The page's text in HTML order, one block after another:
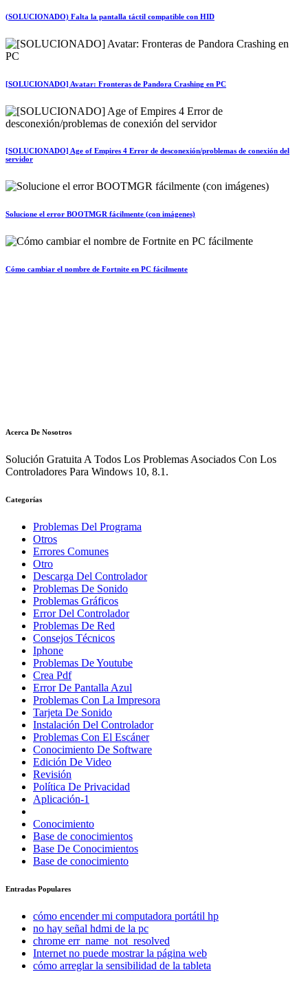
(SOLUCIONADO) Falta la pantalla táctil compatible con HID
[SOLUCIONADO] Avatar: Fronteras de Pandora Crashing en PC
[SOLUCIONADO] Age of Empires 4 Error de desconexión/problemas de conexión del
servidor
Solucione el error BOOTMGR fácilmente (con imágenes)
Cómo cambiar el nombre de Fortnite en PC fácilmente
Acerca De Nosotros
Solución Gratuita A Todos Los Problemas Asociados Con Los
Controladores Para Windows 10, 8.1.
Categorías
Problemas Del Programa
Otros
Errores Comunes
Otro
Descarga Del Controlador
Problemas De Sonido
Problemas Gráficos
Error Del Controlador
Problemas De Red
Consejos Técnicos
Iphone
Problemas De Youtube
Crea Pdf
Error De Pantalla Azul
Problemas Con La Impresora
Tarjeta De Sonido
Instalación Del Controlador
Problemas Con El Escáner
Conocimiento De Software
Edición De Video
Revisión
Política De Privacidad
Aplicación-1
Conocimiento
Base de conocimientos
Base De Conocimientos
Base de conocimiento
Entradas Populares
cómo encender mi computadora portátil hp
no hay señal hdmi de la pc
chrome err_name_not_resolved
Internet no puede mostrar la página web
cómo arreglar la sensibilidad de la tableta